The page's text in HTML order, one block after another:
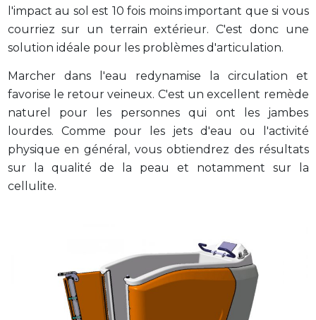
l'impact au sol est 10 fois moins important que si vous
courriez sur un terrain extérieur. C'est donc une
solution idéale pour les problèmes d'articulation.
Marcher dans l'eau redynamise la circulation et
favorise le retour veineux. C'est un excellent remède
naturel pour les personnes qui ont les jambes
lourdes. Comme pour les jets d'eau ou l'activité
physique en général, vous obtiendrez des résultats
sur la qualité de la peau et notamment sur la
cellulite.